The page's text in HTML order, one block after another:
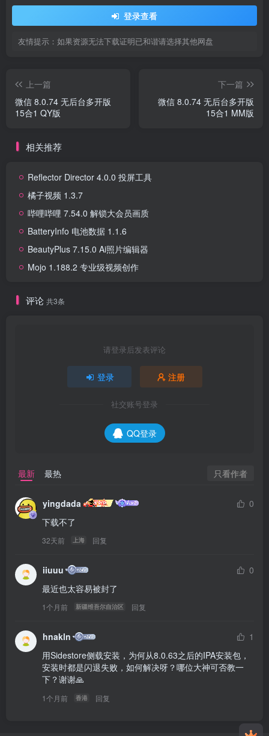
登录查看
友情提示：如果资源无法下载证明已和谐请选择其他网盘
上一篇
微信 8.0.74 无后台多开版
15合1 QY版
下一篇
微信 8.0.74 无后台多开版
15合1 MM版
相关推荐
Reflector Director 4.0.0 投屏工具
橘子视频 1.3.7
哔哩哔哩 7.54.0 解锁大会员画质
BatteryInfo 电池数据 1.1.6
BeautyPlus 7.15.0 Ai照片编辑器
Mojo 1.188.2 专业级视频创作
评论 共3条
请登录后发表评论
登录 注册
社交账号登录
QQ登录
最新 最热 只看作者
yingdada
0
下载不了
32天前 上海 回复
iiuuu
0
最近也太容易被封了
1个月前 新疆维吾尔自治区 回复
hnakln
1
用Sidestore侧载安装，为何从8.0.63之后的IPA安装包，
安装时都是闪退失败，如何解决呀？哪位大神可否教一
下？谢谢🙏
1个月前 香港 回复